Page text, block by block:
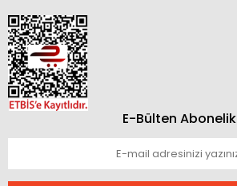
E-Bülten Abonelik